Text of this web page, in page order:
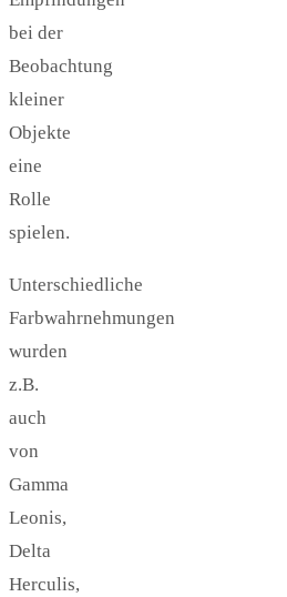
bei der
Beobachtung
kleiner
Objekte
eine
Rolle
spielen.
Unterschiedliche
Farbwahrnehmungen
wurden
z.B.
auch
von
Gamma
Leonis,
Delta
Herculis,